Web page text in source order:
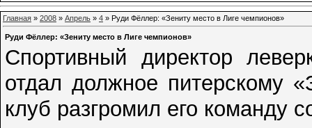
Главная » 2008 » Апрель » 4 » Руди Фёллер: «Зениту место в Лиге чемпионов»
Руди Фёллер: «Зениту место в Лиге чемпионов»
Спортивный директор
отдал должное питерскому
клуб разгромил его команду